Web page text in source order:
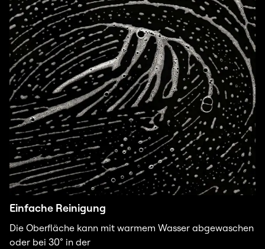
Einfache Reinigung
Die Oberfläche kann mit warmem Wasser abgewaschen
oder bei 30° in der